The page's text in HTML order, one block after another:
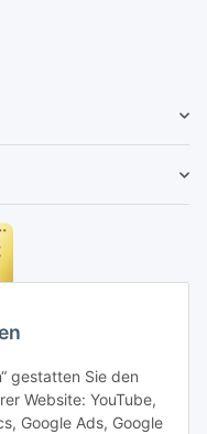
gestatten Sie den
Website: YouTube,
Google Ads, Google